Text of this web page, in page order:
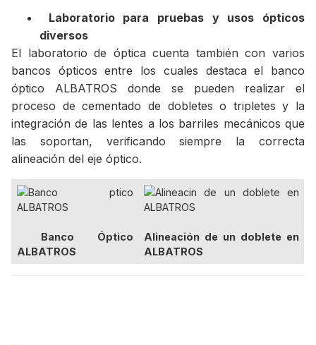
Laboratorio para pruebas y usos ópticos
diversos
El laboratorio de óptica cuenta también con varios
bancos ópticos entre los cuales destaca el banco
óptico ALBATROS donde se pueden realizar el
proceso de cementado de dobletes o tripletes y la
integración de las lentes a los barriles mecánicos que
las soportan, verificando siempre la correcta
alineación del eje óptico.
Banco Óptico
ALBATROS
Alineación de un doblete en
ALBATROS